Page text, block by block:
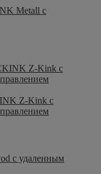
Metall с
Z-Kink с